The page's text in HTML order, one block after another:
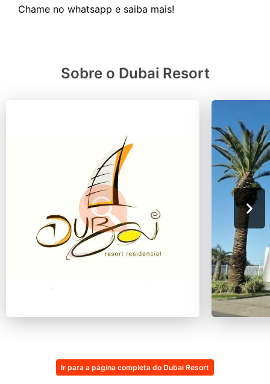
Sobre o Dubai Resort
Ir para a página completa do Dubai Resort